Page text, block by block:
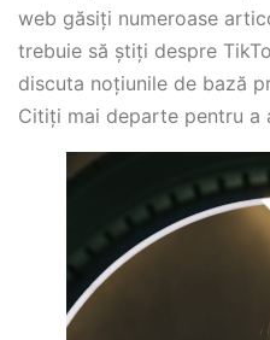
web găsiți numeroase
trebuie să știți despre
discuta noțiunile de bază
Citiți mai departe pentru